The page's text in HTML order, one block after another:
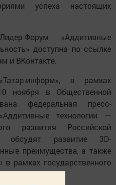
успеха настоящих
Форум «Аддитивные
доступна по ссылке
и ВКонтакте.
информ», в рамках
ноября в Общественной
федеральная пресс-
технологии —
развития Российской
обсудят развитие 3D-
преимущества, а также
рамках государственного
экономики.